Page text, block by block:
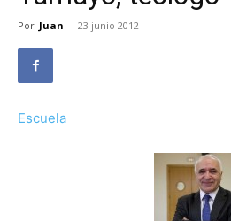
Por Juan - 23 junio 2012
Escuela